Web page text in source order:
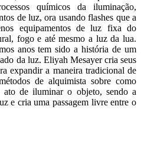
químicos da iluminação,
de luz, ora usando flashes que a
equipamentos de luz fixa do
fogo e até mesmo a luz da lua.
anos tem sido a história de um
da luz. Eliyah Mesayer cria seus
expandir a maneira tradicional de
de alquimista sobre como
ato de iluminar o objeto, sendo a
e cria uma passagem livre entre o